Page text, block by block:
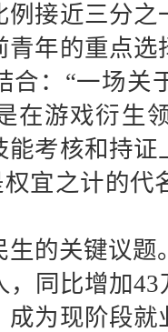
例接近三分
青年的重点
合：“一场关
在游戏衍生
能考核和持
权宜之计的
的关键议
，同比增加
成为现阶段